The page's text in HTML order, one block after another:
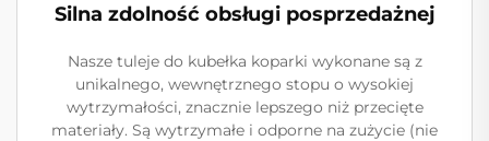
Silna zdolność obsługi posprzedażnej
Nasze tuleje do kubełka koparki wykonane są z
unikalnego, wewnętrznego stopu o wysokiej
wytrzymałości, znacznie lepszego niż przecięte
materiały. Są wytrzymałe i odporne na zużycie (nie